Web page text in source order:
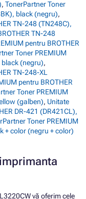
, TonerPartner Toner
black (negru),
TN-248 (TN248C),
TN-248
pentru BROTHER
Toner PREMIUM
black (negru),
TN-248-XL
pentru BROTHER
Toner PREMIUM
(galben), Unitate
DR-421 (DR421CL),
Toner PREMIUM
+ color (negru + color)
vă oferim cele